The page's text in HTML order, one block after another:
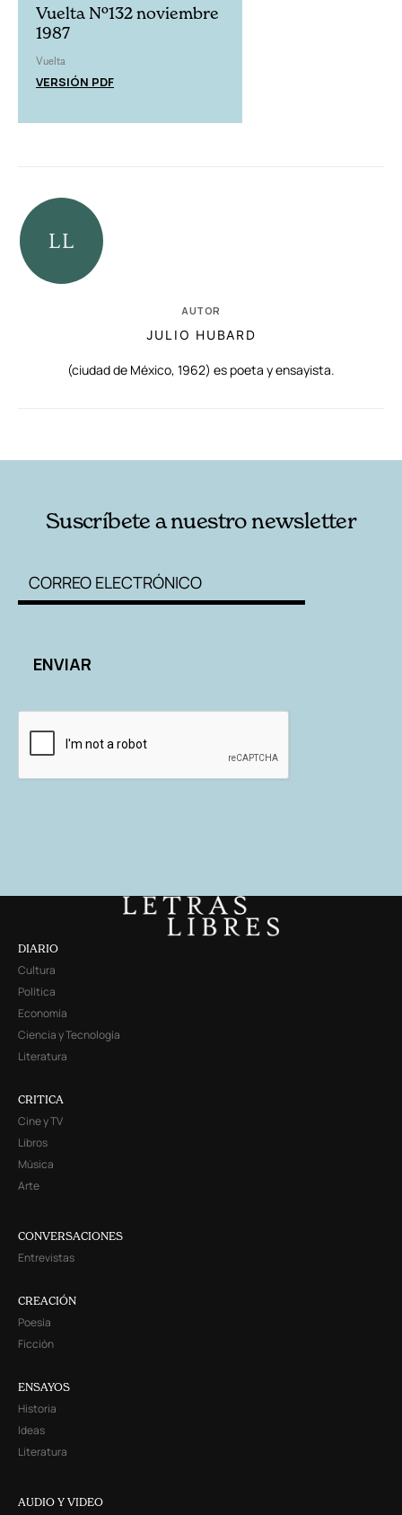
Vuelta Nº132 noviembre
1987
Vuelta
VERSIÓN PDF
AUTOR
JULIO HUBARD
(ciudad de México, 1962) es poeta y ensayista.
Suscríbete a nuestro newsletter
DIARIO
Cultura
Política
Economía
Ciencia y Tecnología
Literatura
CRITICA
Cine y TV
Libros
Música
Arte
CONVERSACIONES
Entrevistas
CREACIÓN
Poesía
Ficción
ENSAYOS
Historia
Ideas
Literatura
AUDIO Y VIDEO